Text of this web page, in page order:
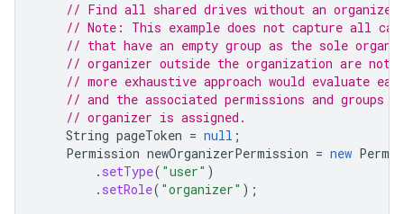
// Find all shared drives without an organizer
// Note: This example does not capture all
// that have an empty group as the sole
// organizer outside the organization are not
// more exhaustive approach would evaluate
// and the associated permissions and groups
// organizer is assigned.
String pageToken = null ;
Permission newOrganizerPermission = new
. setType( "user" )
. setRole( "organizer" );